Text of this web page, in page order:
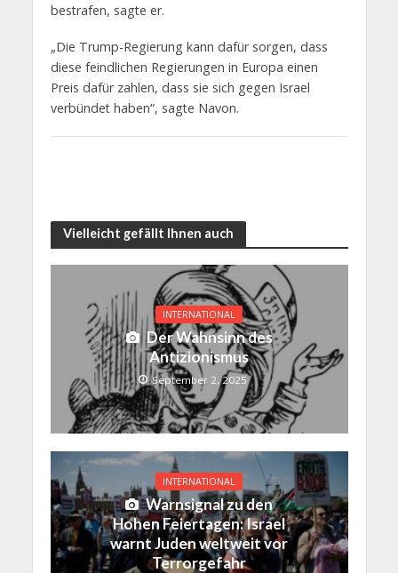
bestrafen, sagte er.
„Die Trump-Regierung kann dafür sorgen, dass
diese feindlichen Regierungen in Europa einen
Preis dafür zahlen, dass sie sich gegen Israel
verbündet haben“, sagte Navon.
Vielleicht gefällt Ihnen auch
INTERNATIONAL
Der Wahnsinn des
Antizionismus
September 2, 2025
INTERNATIONAL
Warnsignal zu den
Hohen Feiertagen: Israel
warnt Juden weltweit vor
Terrorgefahr